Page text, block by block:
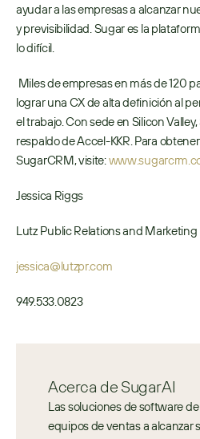
ayudar a las empresas a alcanzar
y previsibilidad. Sugar es la
lo difícil.
lograr una CX de alta definición al
el trabajo. Con sede en Silicon
respaldo de Accel-KKR. Para
SugarCRM, visite:
Jessica Riggs
Lutz Public Relations and
jessica@lutzpr.com
949.533.0823
Acerca de SugarAI
Las soluciones de software
equipos de ventas a alcanzar